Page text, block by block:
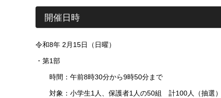
開催日時
令和8年 2月15日（日曜）
・第1部
時間：午前8時30分から9時50分まで
対象：小学生1人、保護者1人の50組 計100人（抽選